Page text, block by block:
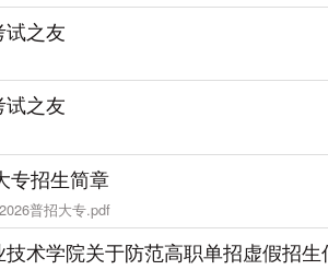
试之友
试之友
专招生简章
普招大专.pdf
技术学院关于防范高职单招虚假招